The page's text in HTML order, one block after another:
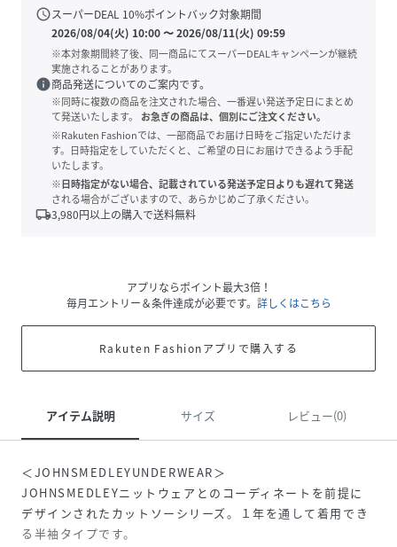
scheduleスーパーDEAL 10%ポイントバック対象期間
2026/08/04(火) 10:00〜2026/08/11(火) 09:59
※本対象期間終了後、同一商品にてスーパーDEALキャンペーンが継続
実施されることがあります。
info商品発送についてのご案内です。
※同時に複数の商品を注文された場合、一番遅い発送予定日にまとめ
て発送いたします。
お急ぎの商品は、個別にご注文ください。
※Rakuten Fashionでは、一部商品でお届け日時をご指定いただけま
す。日時指定をしていただくと、ご希望の日にお届けできるよう手配
いたします。
※日時指定がない場合、記載されている発送予定日よりも遅れて発送
される場合がございますので、あらかじめご了承ください。
local_shipping3,980円以上の購入で送料無料
アプリならポイント最大3倍！
毎月エントリー＆条件達成が必要です。 詳しくはこちら
Rakuten Fashionアプリで購入する
アイテム説明 サイズ レビュー(0)
＜JOHNSMEDLEYUNDERWEAR＞
JOHNSMEDLEYニットウェアとのコーディネートを前提に
デザインされたカットソーシリーズ。１年を通して着用でき
る半袖タイプです。